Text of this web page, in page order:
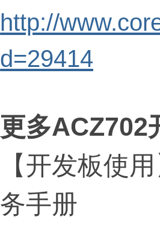
http://
d=29414
更多ACZ702
【开发板使
务手册